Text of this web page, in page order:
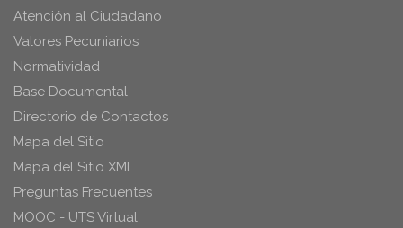
Atención al Ciudadano
Valores Pecuniarios
Normatividad
Base Documental
Directorio de Contactos
Mapa del Sitio
Mapa del Sitio XML
Preguntas Frecuentes
MOOC - UTS Virtual